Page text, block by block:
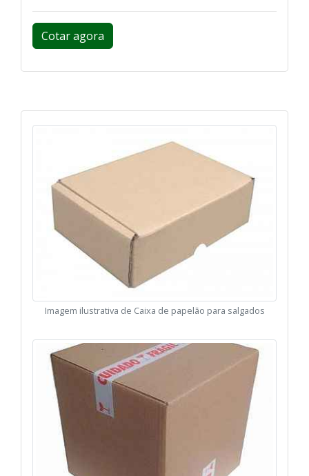
Cotar agora
Imagem ilustrativa de Caixa de papelão para salgados